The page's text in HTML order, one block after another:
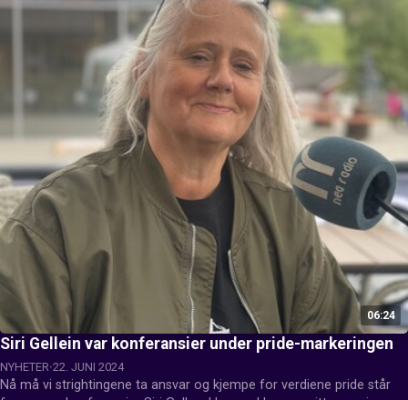
06:24
Siri Gellein var konferansier under pride-markeringen
NYHETER 22. JUNI 2024
Nå må vi strightingene ta ansvar og kjempe for verdiene pride står